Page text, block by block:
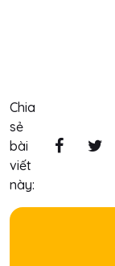
Chia
sẻ
bài
viết
này: